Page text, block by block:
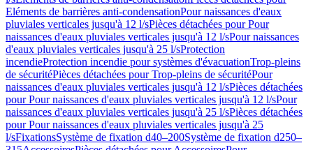
Eléments de barrières anti-condensationPour naissances d'eaux
pluviales verticales jusqu'à 12 l/sPièces détachées pour Pour
naissances d'eaux pluviales verticales jusqu'à 12 l/sPour naissances
d'eaux pluviales verticales jusqu'à 25 l/sProtection
incendieProtection incendie pour systèmes d'évacuationTrop-pleins
de sécuritéPièces détachées pour Trop-pleins de sécuritéPour
naissances d'eaux pluviales verticales jusqu'à 12 l/sPièces détachées
pour Pour naissances d'eaux pluviales verticales jusqu'à 12 l/sPour
naissances d'eaux pluviales verticales jusqu'à 25 l/sPièces détachées
pour Pour naissances d'eaux pluviales verticales jusqu'à 25
l/sFixationsSystème de fixation d40–200Système de fixation d250–